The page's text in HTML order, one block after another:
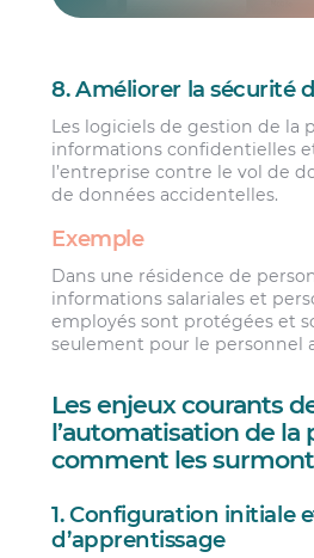
8. Améliorer la sécurité
Les logiciels de gestion de la
informations confidentielles
l’entreprise contre le vol de
de données accidentelles.
Exemple
Dans une résidence de
informations salariales et
employés sont protégées et
seulement pour le personnel
Les enjeux courants
l’automatisation de la
comment les
1. Configuration initiale
d’apprentissage